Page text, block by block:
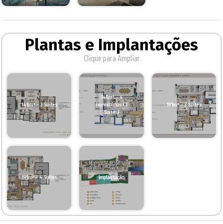
Plantas e Implantações
Clique para Ampliar
148m² - 3 Suítes
148m² - 4
Dormitórios (2
Suítes)
191m² - 3 Suítes
191m² - 4 Suítes Implantação